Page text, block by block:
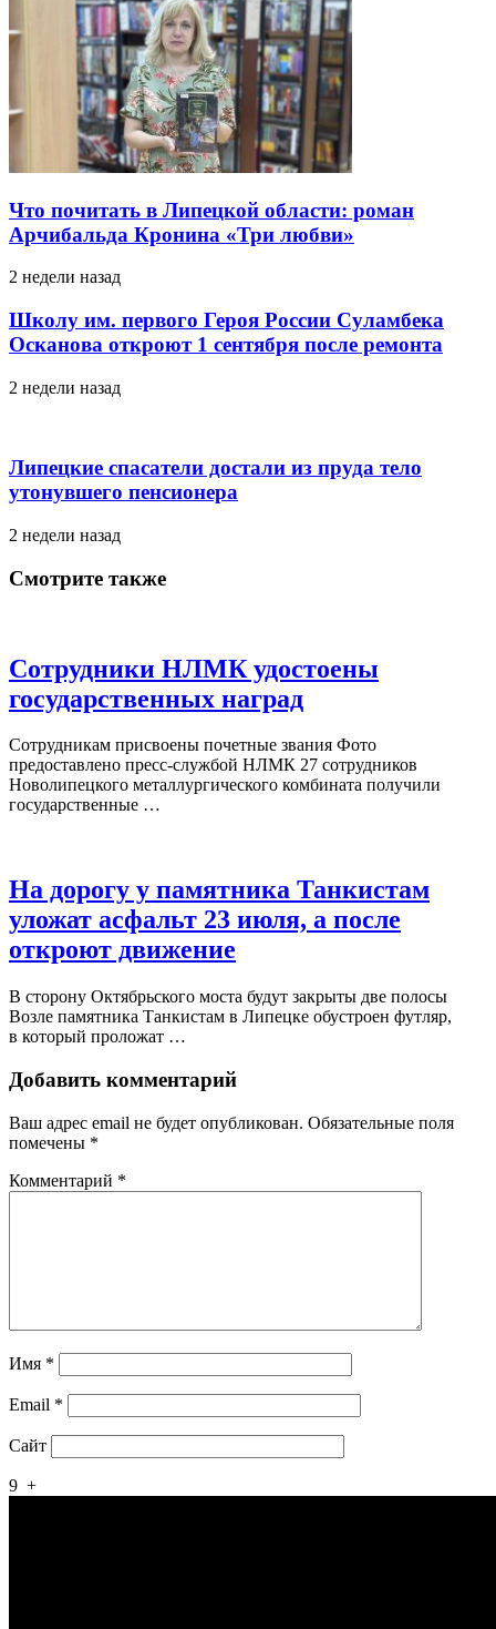
Что почитать в Липецкой области: роман
Арчибальда Кронина «Три любви»
2 недели назад
Школу им. первого Героя России Суламбека
Осканова откроют 1 сентября после ремонта
2 недели назад
Липецкие спасатели достали из пруда тело
утонувшего пенсионера
2 недели назад
Смотрите также
Сотрудники НЛМК удостоены
государственных наград
Сотрудникам присвоены почетные звания Фото
предоставлено пресс-службой НЛМК 27 сотрудников
Новолипецкого металлургического комбината получили
государственные …
На дорогу у памятника Танкистам
уложат асфальт 23 июля, а после
откроют движение
В сторону Октябрьского моста будут закрыты две полосы
Возле памятника Танкистам в Липецке обустроен футляр,
в который проложат …
Добавить комментарий
Ваш адрес email не будет опубликован. Обязательные поля
помечены *
Комментарий *
Имя *
Email *
Сайт
9 +